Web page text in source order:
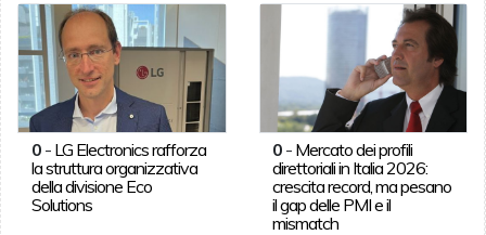
0- LG Electronics rafforza
la struttura organizzativa
della divisione Eco
Solutions
0 - Mercato dei profili
direttoriali in Italia 2026:
crescita record, ma pesano
il gap delle PMI e il
mismatch